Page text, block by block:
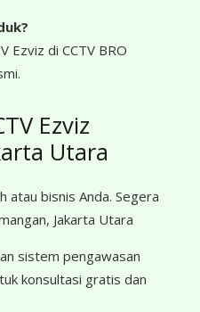
Ezviz di CCTV BRO
Ezviz
Utara
atau bisnis Anda. Segera
Jakarta Utara
sistem pengawasan
konsultasi gratis dan